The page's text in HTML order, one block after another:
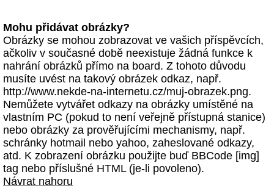
Mohu přidávat obrázky?
Obrázky se mohou zobrazovat ve vašich příspěvcích,
ačkoliv v současné době neexistuje žádná funkce k
nahrání obrázků přímo na board. Z tohoto důvodu
musíte uvést na takový obrázek odkaz, např.
http://www.nekde-na-internetu.cz/muj-obrazek.png.
Nemůžete vytvářet odkazy na obrázky umístěné na
vlastním PC (pokud to není veřejně přístupná stanice)
nebo obrázky za prověřujícími mechanismy, např.
schránky hotmail nebo yahoo, zaheslované odkazy,
atd. K zobrazení obrázku použijte buď BBCode [img]
tag nebo příslušné HTML (je-li povoleno).
Návrat nahoru